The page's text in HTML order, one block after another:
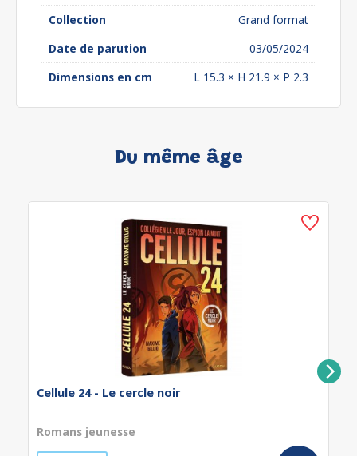
Collection
Grand format
Date de parution
03/05/2024
Dimensions en cm
L 15.3 × H 21.9 × P 2.3
Du même âge
Cellule 24 - Le cercle noir
Romans jeunesse